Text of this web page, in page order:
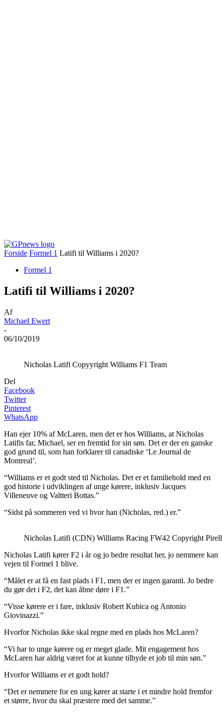
Forside Formel 1 Latifi til Williams i 2020?
Formel 1
Latifi til Williams i 2020?
Af
Michael Ewert
-
06/10/2019
Nicholas Latifi Copyyright Williams F1 Team
Del
Facebook
Twitter
Pinterest
WhatsApp
Han ejer 10% af McLaren, men det er hos Williams, at Nicholas
Latifis far, Michael, ser en fremtid for sin søn. Det er der en ganske
god grund til, som han forklarer til canadiske ‘Le Journal de
Montreal’.
“Williams er et godt sted til Nicholas. Det er et familiehold med en
god historie i udviklingen af unge kørere, inklusiv Jacques
Villeneuve og Valtteri Bottas.”
“Sidst på sommeren ved vi hvor han (Nicholas, red.) er.”
Nicholas Latifi (CDN) Williams Racing FW42 Copyright
Nicholas Latifi kører F2 i år og jo bedre resultat her, jo nemmere kan
vejen til Formel 1 blive.
“Målet er at få en fast plads i F1, men der er ingen garanti. Jo bedre
du gør det i F2, det kan åbne døre i F1.”
“Visse kørere er i fare, inklusiv Robert Kubica og Antonio
Giovinazzi.”
Hvorfor Nicholas ikke skal regne med en plads hos McLaren?
“Vi har to unge kørere og er meget glade. Mit engagement hos
McLaren har aldrig været for at kunne tilbyde et job til min søn.”
Hvorfor Williams er et godt hold?
“Det er nemmere for en ung kører at starte i et mindre hold fremfor
et større, hvor du skal præstere med det samme.”